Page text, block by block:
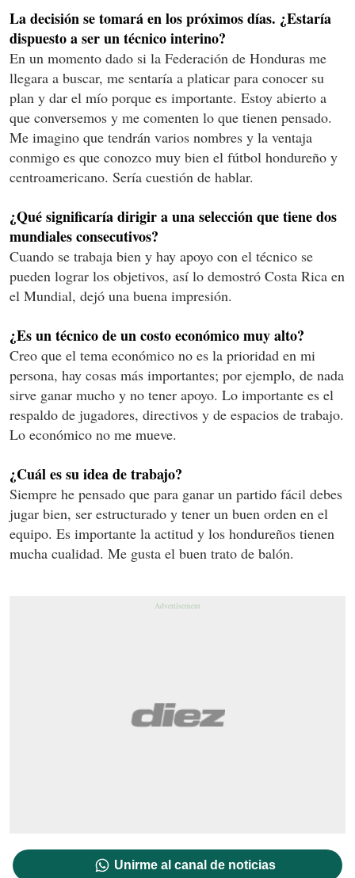
La decisión se tomará en los próximos días. ¿Estaría
dispuesto a ser un técnico interino?
En un momento dado si la Federación de Honduras me
llegara a buscar, me sentaría a platicar para conocer su
plan y dar el mío porque es importante. Estoy abierto a
que conversemos y me comenten lo que tienen pensado.
Me imagino que tendrán varios nombres y la ventaja
conmigo es que conozco muy bien el fútbol hondureño y
centroamericano. Sería cuestión de hablar.
¿Qué significaría dirigir a una selección que tiene dos
mundiales consecutivos?
Cuando se trabaja bien y hay apoyo con el técnico se
pueden lograr los objetivos, así lo demostró Costa Rica en
el Mundial, dejó una buena impresión.
¿Es un técnico de un costo económico muy alto?
Creo que el tema económico no es la prioridad en mi
persona, hay cosas más importantes; por ejemplo, de nada
sirve ganar mucho y no tener apoyo. Lo importante es el
respaldo de jugadores, directivos y de espacios de trabajo.
Lo económico no me mueve.
¿Cuál es su idea de trabajo?
Siempre he pensado que para ganar un partido fácil debes
jugar bien, ser estructurado y tener un buen orden en el
equipo. Es importante la actitud y los hondureños tienen
mucha cualidad. Me gusta el buen trato de balón.
Unirme al canal de noticias